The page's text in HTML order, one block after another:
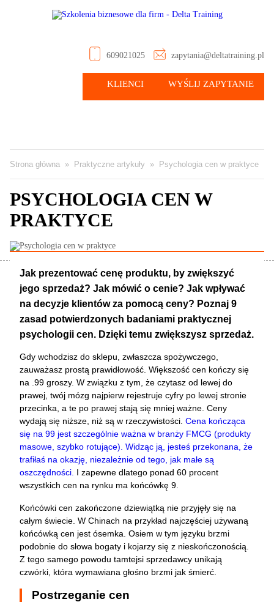
609021025 zapytania@deltatraining.pl
KLIENCI WYŚLIJ ZAPYTANIE
Strona główna » Praktyczne artykuły » Psychologia cen w praktyce
PSYCHOLOGIA CEN W
PRAKTYCE
Jak prezentować cenę produktu, by zwiększyć
jego sprzedaż? Jak mówić o cenie? Jak wpływać
na decyzje klientów za pomocą ceny? Poznaj 9
zasad potwierdzonych badaniami praktycznej
psychologii cen. Dzięki temu zwiększysz sprzedaż.
Gdy wchodzisz do sklepu, zwłaszcza spożywczego,
zauważasz prostą prawidłowość. Większość cen kończy się
na .99 groszy. W związku z tym, że czytasz od lewej do
prawej, twój mózg najpierw rejestruje cyfry po lewej stronie
przecinka, a te po prawej stają się mniej ważne. Ceny
wydają się niższe, niż są w rzeczywistości. Cena kończąca
się na 99 jest szczególnie ważna w branży FMCG (produkty
masowe, szybko rotujące). Widząc ją, jesteś przekonana, że
trafiłaś na okazję, niezależnie od tego, jak małe są
oszczędności. I zapewne dlatego ponad 60 procent
wszystkich cen na rynku ma końcówkę 9.
Końcówki cen zakończone dziewiątką nie przyjęły się na
całym świecie. W Chinach na przykład najczęściej używaną
końcówką cen jest ósemka. Osiem w tym języku brzmi
podobnie do słowa bogaty i kojarzy się z nieskończonością.
Z tego samego powodu tamtejsi sprzedawcy unikają
czwórki, która wymawiana głośno brzmi jak śmierć.
Postrzeganie cen